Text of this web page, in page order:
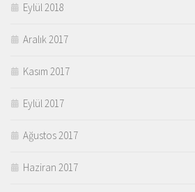
Eylül 2018
Aralık 2017
Kasım 2017
Eylül 2017
Ağustos 2017
Haziran 2017